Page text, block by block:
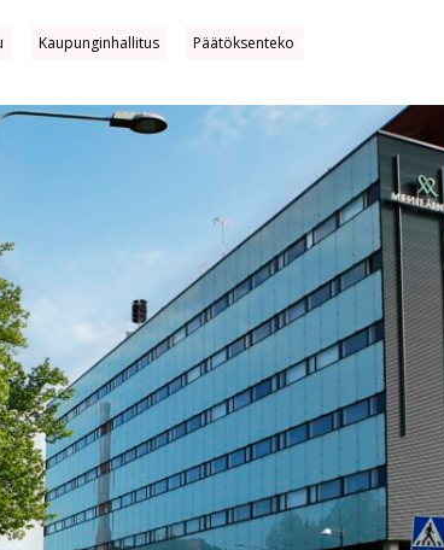
Kaupunginhallitus Päätöksenteko